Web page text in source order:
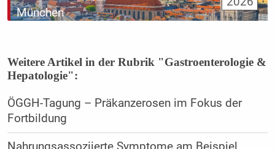
München
Weitere Artikel in der Rubrik "Gastroenterologie &
Hepatologie":
ÖGGH-Tagung – Präkanzerosen im Fokus der
Fortbildung